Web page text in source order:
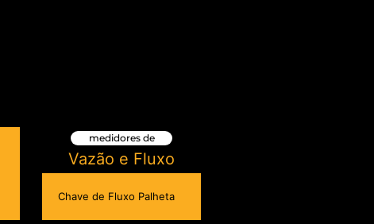
medidores de
Vazão e Fluxo
Chave de Fluxo Palheta